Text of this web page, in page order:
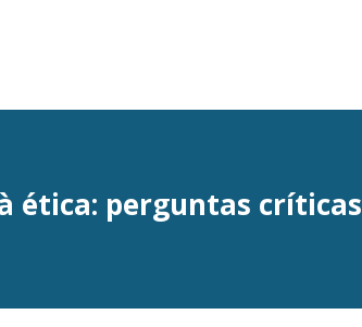
ética: perguntas críticas